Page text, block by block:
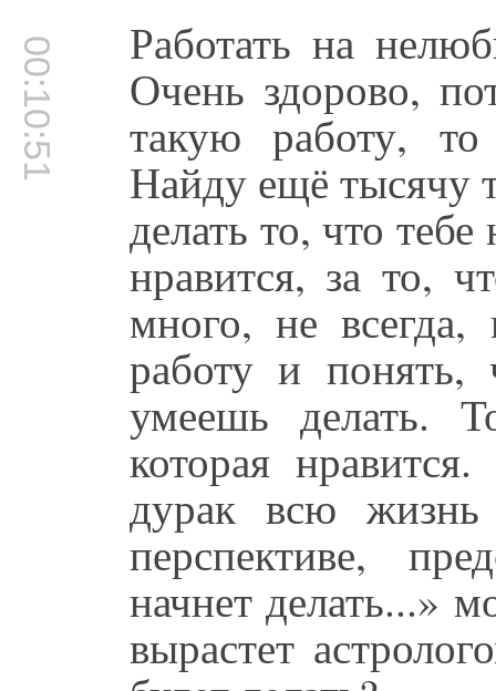
00:10:51 Работать на
Очень здорово,
такую работу,
Найду ещё тысячу
делать то, что
нравится, за то,
много, не
работу и
умеешь делать.
которая
дурак всю
перспективе,
начнет делать...»
вырастет